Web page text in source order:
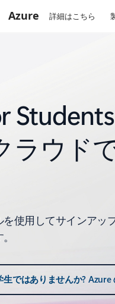
Azure 詳細はこちら
ラウド
使用してサインアッ
生ではありませんか? Azure